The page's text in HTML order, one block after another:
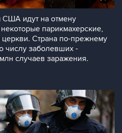
идут на отмену
парикмахерские,
церкви. Страна по-прежнему
числу заболевших -
случаев заражения.